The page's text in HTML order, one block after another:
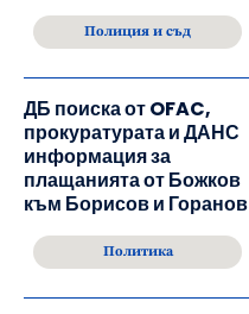
Полиция и съд
ДБ поиска от OFAC,
прокуратурата и ДАНС
информация за
плащанията от Божков
към Борисов и Горанов
Политика